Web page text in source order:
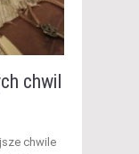
chwil
chwile